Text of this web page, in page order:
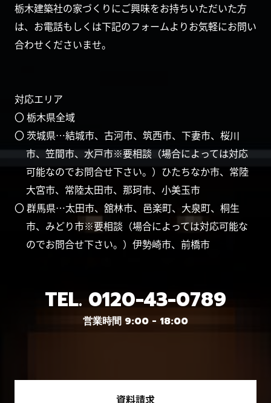
栃木建築社の家づくりにご興味をお持ちいただいた方
は、お電話もしくは下記のフォームよりお気軽にお問い
合わせくださいませ。
対応エリア
〇 栃木県全域
〇 茨城県…結城市、古河市、筑西市、下妻市、桜川
市、笠間市、水戸市※要相談（場合によっては対応
可能なのでお問合せ下さい。）ひたちなか市、常陸
大宮市、常陸太田市、那珂市、小美玉市
〇 群馬県…太田市、舘林市、邑楽町、大泉町、桐生
市、みどり市※要相談（場合によっては対応可能な
のでお問合せ下さい。）伊勢崎市、前橋市
TEL. 0120-43-0789
営業時間 9:00 - 18:00
資料請求